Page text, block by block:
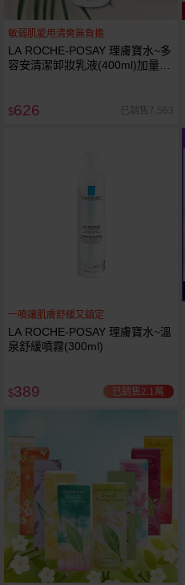
敏弱肌愛用清爽無負擔
LA ROCHE-POSAY 理膚寶水~多
容安清潔卸妝乳液(400ml)加量
$626 已銷售7,563
一噴讓肌膚舒緩又鎮定
LA ROCHE-POSAY 理膚寶水~溫
泉舒緩噴霧(300ml)
$389 已銷售2.1萬